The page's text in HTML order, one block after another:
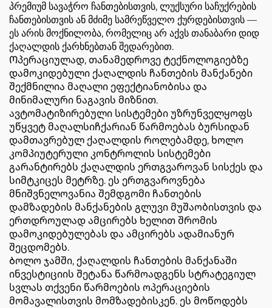
პრემიუმ სავაჭრო ჩანთებისთვის, ლუქსური საჩუქრების
ჩანთებისთვის ან მძიმე სამრეწველო ქურდებისთვის —
ეს არის მოქნილობა, რომელიც არ აქვს თანაბარი დიდ
ქაღალდის ქარხნებთან შედარებით.
Ოპერაციულად, თანამედროვე ტექნოლოგიებზე
დამოკიდებული ქაღალდის ჩანთების მანქანები
შექმნილია მაღალი ეფექტიანობისა და
მინიმალური ნაგავის მიზნით.
ავტომატიზირებული სისტემები უზრუნველყოფს
უწყვეტ მაღალსიჩქარიან წარმოებას ბურსიდან
დამთავრებულ ქაღალდის როლებამდე, ხოლო
კომპიუტერული კონტროლის სისტემები
გარანტირებს ქაღალდის ერთგვაროვან სისქეს და
სიმტკიცეს მეტრზე. ეს ერთგვაროვნება
მნიშვნელოვანია შემდგომი ჩანთების
დამზადების მანქანების გლუვი მუშაობისთვის და
ერთდროულად ამცირებს ხელით შრომის
დამოკიდებულებას და ამცირებს ადამიანურ
შეცდომებს.
Ბოლო ჯამში, ქაღალდის ჩანთების მანქანაში
ინვესტიციის შეტანა წარმოადგენს სტრატეგიულ
სვლას თქვენი წარმოების ოპერაციების
მომავალისთვის მომზადებისკენ. ეს მოწოდებს